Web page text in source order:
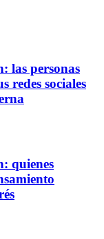
las personas
redes sociales
quienes